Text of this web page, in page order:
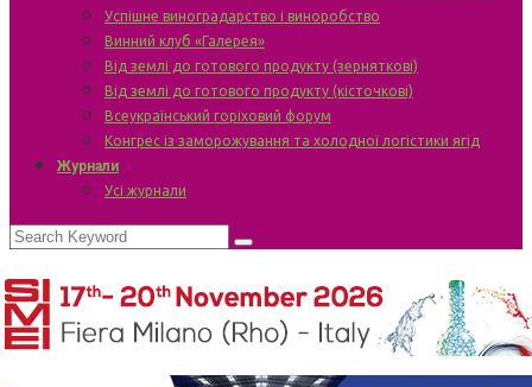
Успішне виноградарство і виноробство
Винний клуб «Галерея»
Від землі до готового продукту (зерняткові)
Від землі до готового продукту (кісточкові)
Всеукраїнський горіховий форум
Конгрес із заморожування та холодної логістики ягід
Журнали
Усі журнали